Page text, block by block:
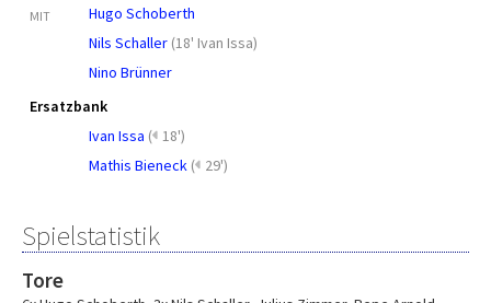
MIT
Hugo Schoberth
Nils Schaller (18' Ivan Issa)
Nino Brünner
Ersatzbank
Ivan Issa ( 18')
Mathis Bieneck ( 29')
Spielstatistik
Tore